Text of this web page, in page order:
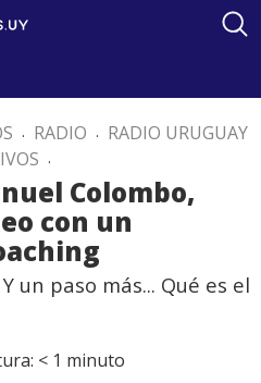
. RADIO . RADIO URUGUAY
.
Colombo,
con un
un paso más... Qué es el
< 1 minuto